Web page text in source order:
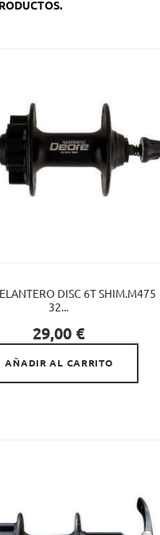
DISC 6T SHIM.M475
32...
Precio
29,00 €

AÑADIR AL CARRITO